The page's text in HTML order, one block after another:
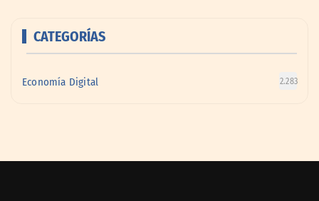
CATEGORÍAS
Economía Digital 2.283